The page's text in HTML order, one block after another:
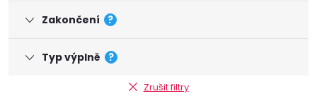
Zakončení ?
Typ výplně ?
Zrušit filtry